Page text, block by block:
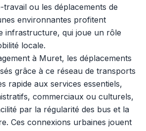
travail ou les déplacements de
environnantes profitent
infrastructure, qui joue un rôle
locale.
à Muret, les déplacements
grâce à ce réseau de transports
rapide aux services essentiels,
commerciaux ou culturels,
par la régularité des bus et la
Ces connexions urbaines jouent